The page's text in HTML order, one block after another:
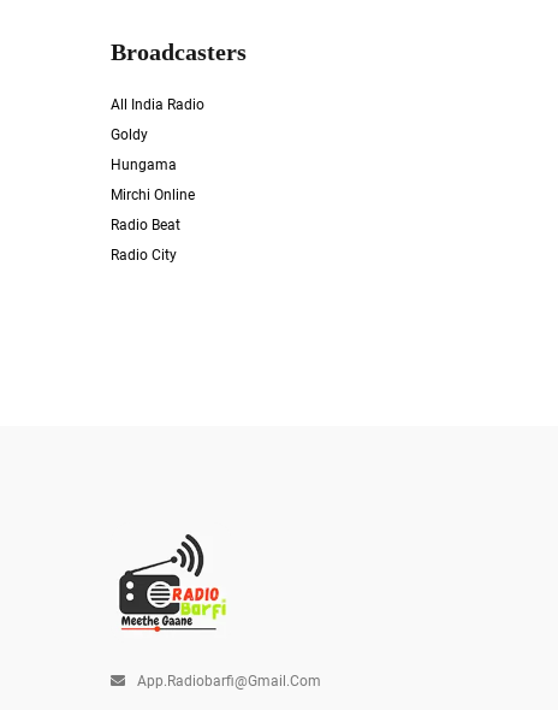
Broadcasters
All India Radio
Goldy
Hungama
Mirchi Online
Radio Beat
Radio City
App.radiobarfi@gmail.com